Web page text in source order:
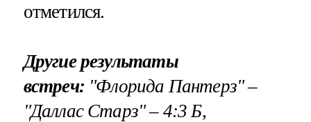
отметился.
Другие результаты
встреч: "Флорида Пантерз" –
"Даллас Старз" – 4:3 Б,